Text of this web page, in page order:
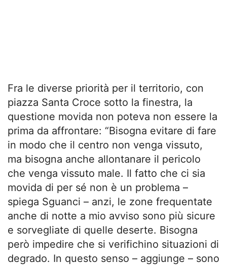
Fra le diverse priorità per il territorio, con
piazza Santa Croce sotto la finestra, la
questione movida non poteva non essere la
prima da affrontare: “Bisogna evitare di fare
in modo che il centro non venga vissuto,
ma bisogna anche allontanare il pericolo
che venga vissuto male. Il fatto che ci sia
movida di per sé non è un problema –
spiega Sguanci – anzi, le zone frequentate
anche di notte a mio avviso sono più sicure
e sorvegliate di quelle deserte. Bisogna
però impedire che si verifichino situazioni di
degrado. In questo senso – aggiunge – sono